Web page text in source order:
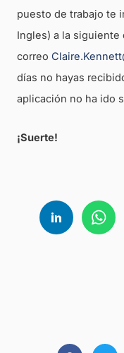
puesto de trabajo te
Ingles) a la siguiente
correo
días no hayas
aplicación no ha ido
¡Suerte!